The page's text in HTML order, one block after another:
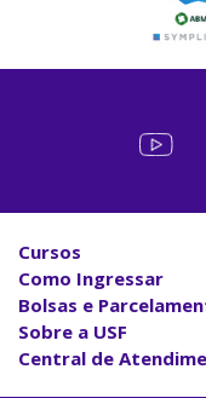
Cursos
Como Ingressar
Bolsas e
Sobre a USF
Central de